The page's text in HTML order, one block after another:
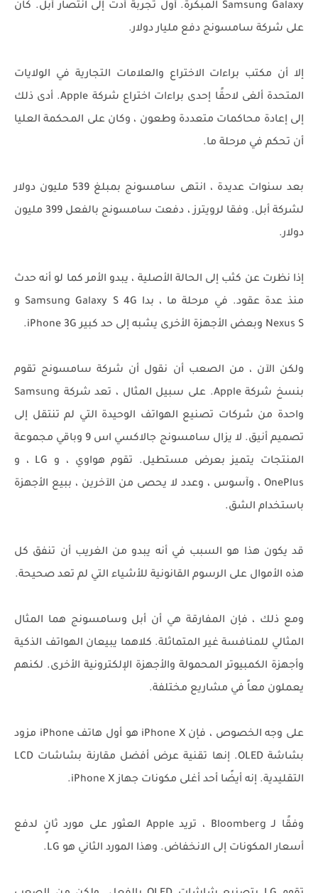
Samsung Galaxy المبكرة. أول تجربة أدت إلى انتصار أبل. كان
على شركة سامسونج دفع مليار دولار.
إلا أن مكتب براءات الاختراع والعلامات التجارية في الولايات
المتحدة ألغى لاحقًا إحدى براءات اختراع شركة Apple. أدى ذلك
إلى إعادة محاكمات متعددة وطعون ، وكان على المحكمة العليا
أن تحكم في مرحلة ما.
بعد سنوات عديدة ، انتهى سامسونج بمبلغ 539 مليون دولار
لشركة أبل. وفقا لرويترز ، دفعت سامسونج بالفعل 399 مليون
دولار.
إذا نظرت عن كثب إلى الحالة الأصلية ، يبدو الأمر كما لو أنه حدث
منذ عدة عقود. في مرحلة ما ، بدا Samsung Galaxy S 4G و
Nexus S وبعض الأجهزة الأخرى يشبه إلى حد كبير iPhone 3G.
ولكن الآن ، من الصعب أن نقول أن شركة سامسونج تقوم
بنسخ شركة Apple. على سبيل المثال ، تعد شركة Samsung
واحدة من شركات تصنيع الهواتف الوحيدة التي لم تنتقل إلى
تصميم أنيق. لا يزال سامسونج جالاكسي اس 9 وباقي مجموعة
المنتجات يتميز بعرض مستطيل. تقوم هواوي ، و LG ، و
OnePlus ، وآسوس ، وعدد لا يحصى من الآخرين ، ببيع الأجهزة
باستخدام الشق.
قد يكون هذا هو السبب في أنه يبدو من الغريب أن تنفق كل
هذه الأموال على الرسوم القانونية للأشياء التي لم تعد صحيحة.
ومع ذلك ، فإن المفارقة هي أن أبل وسامسونج هما المثال
المثالي للمنافسة غير المتماثلة. كلاهما يبيعان الهواتف الذكية
وأجهزة الكمبيوتر المحمولة والأجهزة الإلكترونية الأخرى. لكنهم
يعملون معاً في مشاريع مختلفة.
على وجه الخصوص ، فإن iPhone X هو أول هاتف iPhone مزود
بشاشة OLED. إنها تقنية عرض أفضل مقارنة بشاشات LCD
التقليدية. إنه أيضًا أحد أغلى مكونات جهاز iPhone X.
وفقًا لـ Bloomberg ، تريد Apple العثور على مورد ثانٍ لدفع
أسعار المكونات إلى الانخفاض. وهذا المورد الثاني هو LG.